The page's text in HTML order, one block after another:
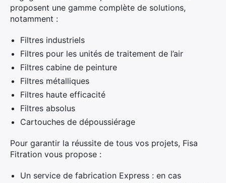
proposent une gamme complète de solutions,
notamment :
Filtres industriels
Filtres pour les unités de traitement de l’air
Filtres cabine de peinture
Filtres métalliques
Filtres haute efficacité
Filtres absolus
Cartouches de dépoussiérage
Pour garantir la réussite de tous vos projets, Fisa
Fitration vous propose :
Un service de fabrication Express : en cas